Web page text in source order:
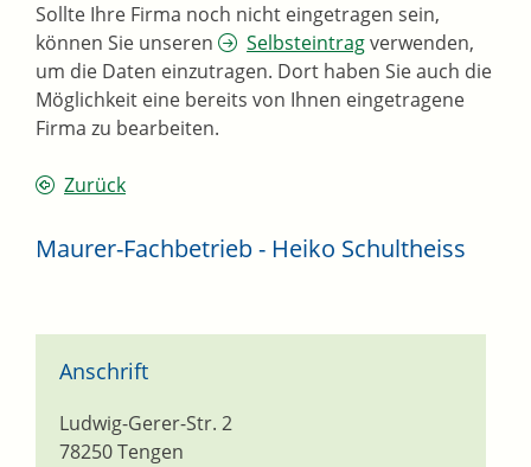
Sollte Ihre Firma noch nicht eingetragen sein,
können Sie unseren
Selbsteintragverwenden,
um die Daten einzutragen. Dort haben Sie auch die
Möglichkeit eine bereits von Ihnen eingetragene
Firma zu bearbeiten.
Zurück
Maurer-Fachbetrieb - Heiko Schultheiss
Anschrift
Ludwig-Gerer-Str. 2
78250Tengen